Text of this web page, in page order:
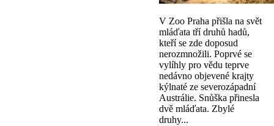
V Zoo Praha přišla na svět
mláďata tří druhů hadů,
kteří se zde doposud
nerozmnožili. Poprvé se
vylíhly pro vědu teprve
nedávno objevené krajty
kýlnaté ze severozápadní
Austrálie. Snůška přinesla
dvě mláďata. Zbylé
druhy...